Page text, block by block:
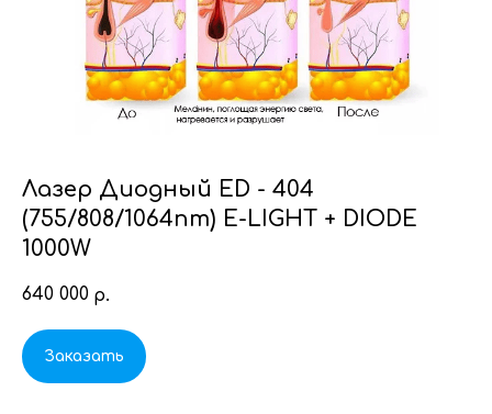
Лазер Диодный ED - 404
(755/808/1064nm) E-LIGHT + DIODE
1000W
640 000 р.
Заказать